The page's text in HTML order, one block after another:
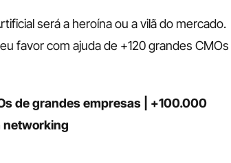
será a heroína ou a vilã do mercado.
favor com ajuda de +120 grandes CMOs
de grandes empresas | +100.000
networking